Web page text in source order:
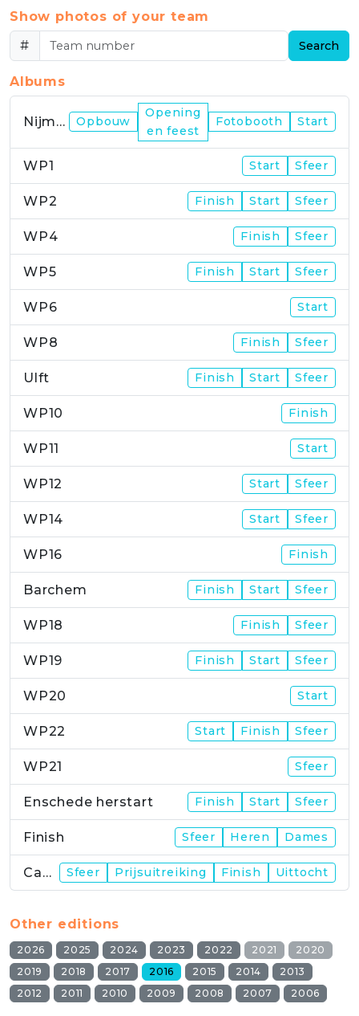
Show photos of your team
#
Search
Albums
Nijmegen Opbouw
Opening
en feest
Fotobooth Start
WP1 Start Sfeer
WP2 Finish Start Sfeer
WP4 Finish Sfeer
WP5 Finish Start Sfeer
WP6 Start
WP8 Finish Sfeer
Ulft Finish Start Sfeer
WP10 Finish
WP11 Start
WP12 Start Sfeer
WP14 Start Sfeer
WP16 Finish
Barchem Finish Start Sfeer
WP18 Finish Sfeer
WP19 Finish Start Sfeer
WP20 Start
WP22 Start Finish Sfeer
WP21 Sfeer
Enschede herstart Finish Start Sfeer
Finish Sfeer Heren Dames
Campus Sfeer Prijsuitreiking Finish Uittocht
Other editions
2026 2025 2024 2023 2022 2021
2020
2019
2018 2017 2016 2015 2014
2013
2012
2011 2010 2009 2008 2007 2006